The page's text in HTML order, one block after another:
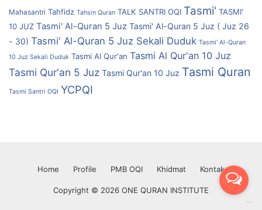
Mahasantri Tahfidz Tahsin Quran TALK SANTRI OQI Tasmi' TASMI'
10 JUZ Tasmi' Al-Quran 5 Juz Tasmi' Al-Quran 5 Juz ( Juz 26
- 30) Tasmi' Al-Quran 5 Juz Sekali Duduk Tasmi' Al-Quran
10 Juz Sekali Duduk Tasmi Al Qur'an Tasmi Al Qur'an 10 Juz
Tasmi Qur'an 5 Juz Tasmi Qur'an 10 Juz Tasmi Quran
Tasmi Santri OQI YCPQI
Home Profile PMB OQI Khidmat Kontak
Copyright © 2026 ONE QURAN INSTITUTE